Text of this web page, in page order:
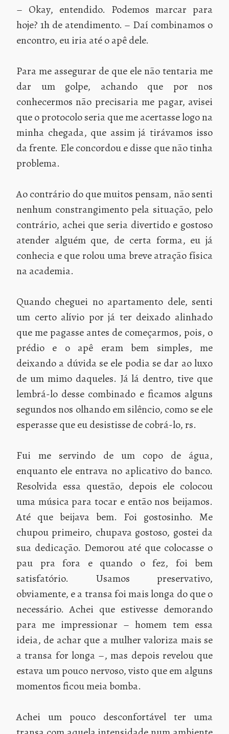
– Okay, entendido. Podemos marcar para
hoje? 1h de atendimento. – Daí combinamos o
encontro, eu iria até o apê dele.
Para me assegurar de que ele não tentaria me
dar um golpe, achando que por nos
conhecermos não precisaria me pagar, avisei
que o protocolo seria que me acertasse logo na
minha chegada, que assim já tirávamos isso
da frente. Ele concordou e disse que não tinha
problema.
Ao contrário do que muitos pensam, não senti
nenhum constrangimento pela situação, pelo
contrário, achei que seria divertido e gostoso
atender alguém que, de certa forma, eu já
conhecia e que rolou uma breve atração física
na academia.
Quando cheguei no apartamento dele, senti
um certo alívio por já ter deixado alinhado
que me pagasse antes de começarmos, pois, o
prédio e o apê eram bem simples, me
deixando a dúvida se ele podia se dar ao luxo
de um mimo daqueles. Já lá dentro, tive que
lembrá-lo desse combinado e ficamos alguns
segundos nos olhando em silêncio, como se ele
esperasse que eu desistisse de cobrá-lo, rs.
Fui me servindo de um copo de água,
enquanto ele entrava no aplicativo do banco.
Resolvida essa questão, depois ele colocou
uma música para tocar e então nos beijamos.
Até que beijava bem. Foi gostosinho. Me
chupou primeiro, chupava gostoso, gostei da
sua dedicação. Demorou até que colocasse o
pau pra fora e quando o fez, foi bem
satisfatório. Usamos preservativo,
obviamente, e a transa foi mais longa do que o
necessário. Achei que estivesse demorando
para me impressionar – homem tem essa
ideia, de achar que a mulher valoriza mais se
a transa for longa –, mas depois revelou que
estava um pouco nervoso, visto que em alguns
momentos ficou meia bomba.
Achei um pouco desconfortável ter uma